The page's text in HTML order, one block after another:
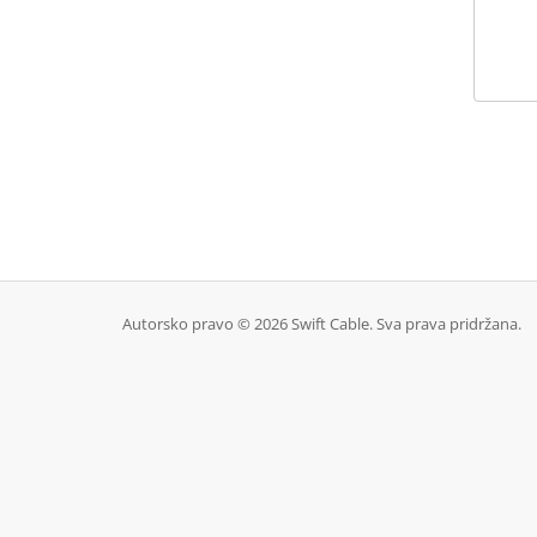
Autorsko pravo © 2026 Swift Cable. Sva prava pridržana.